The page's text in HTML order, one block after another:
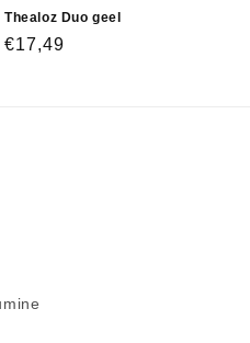
Thealoz Duo geel
€17,49